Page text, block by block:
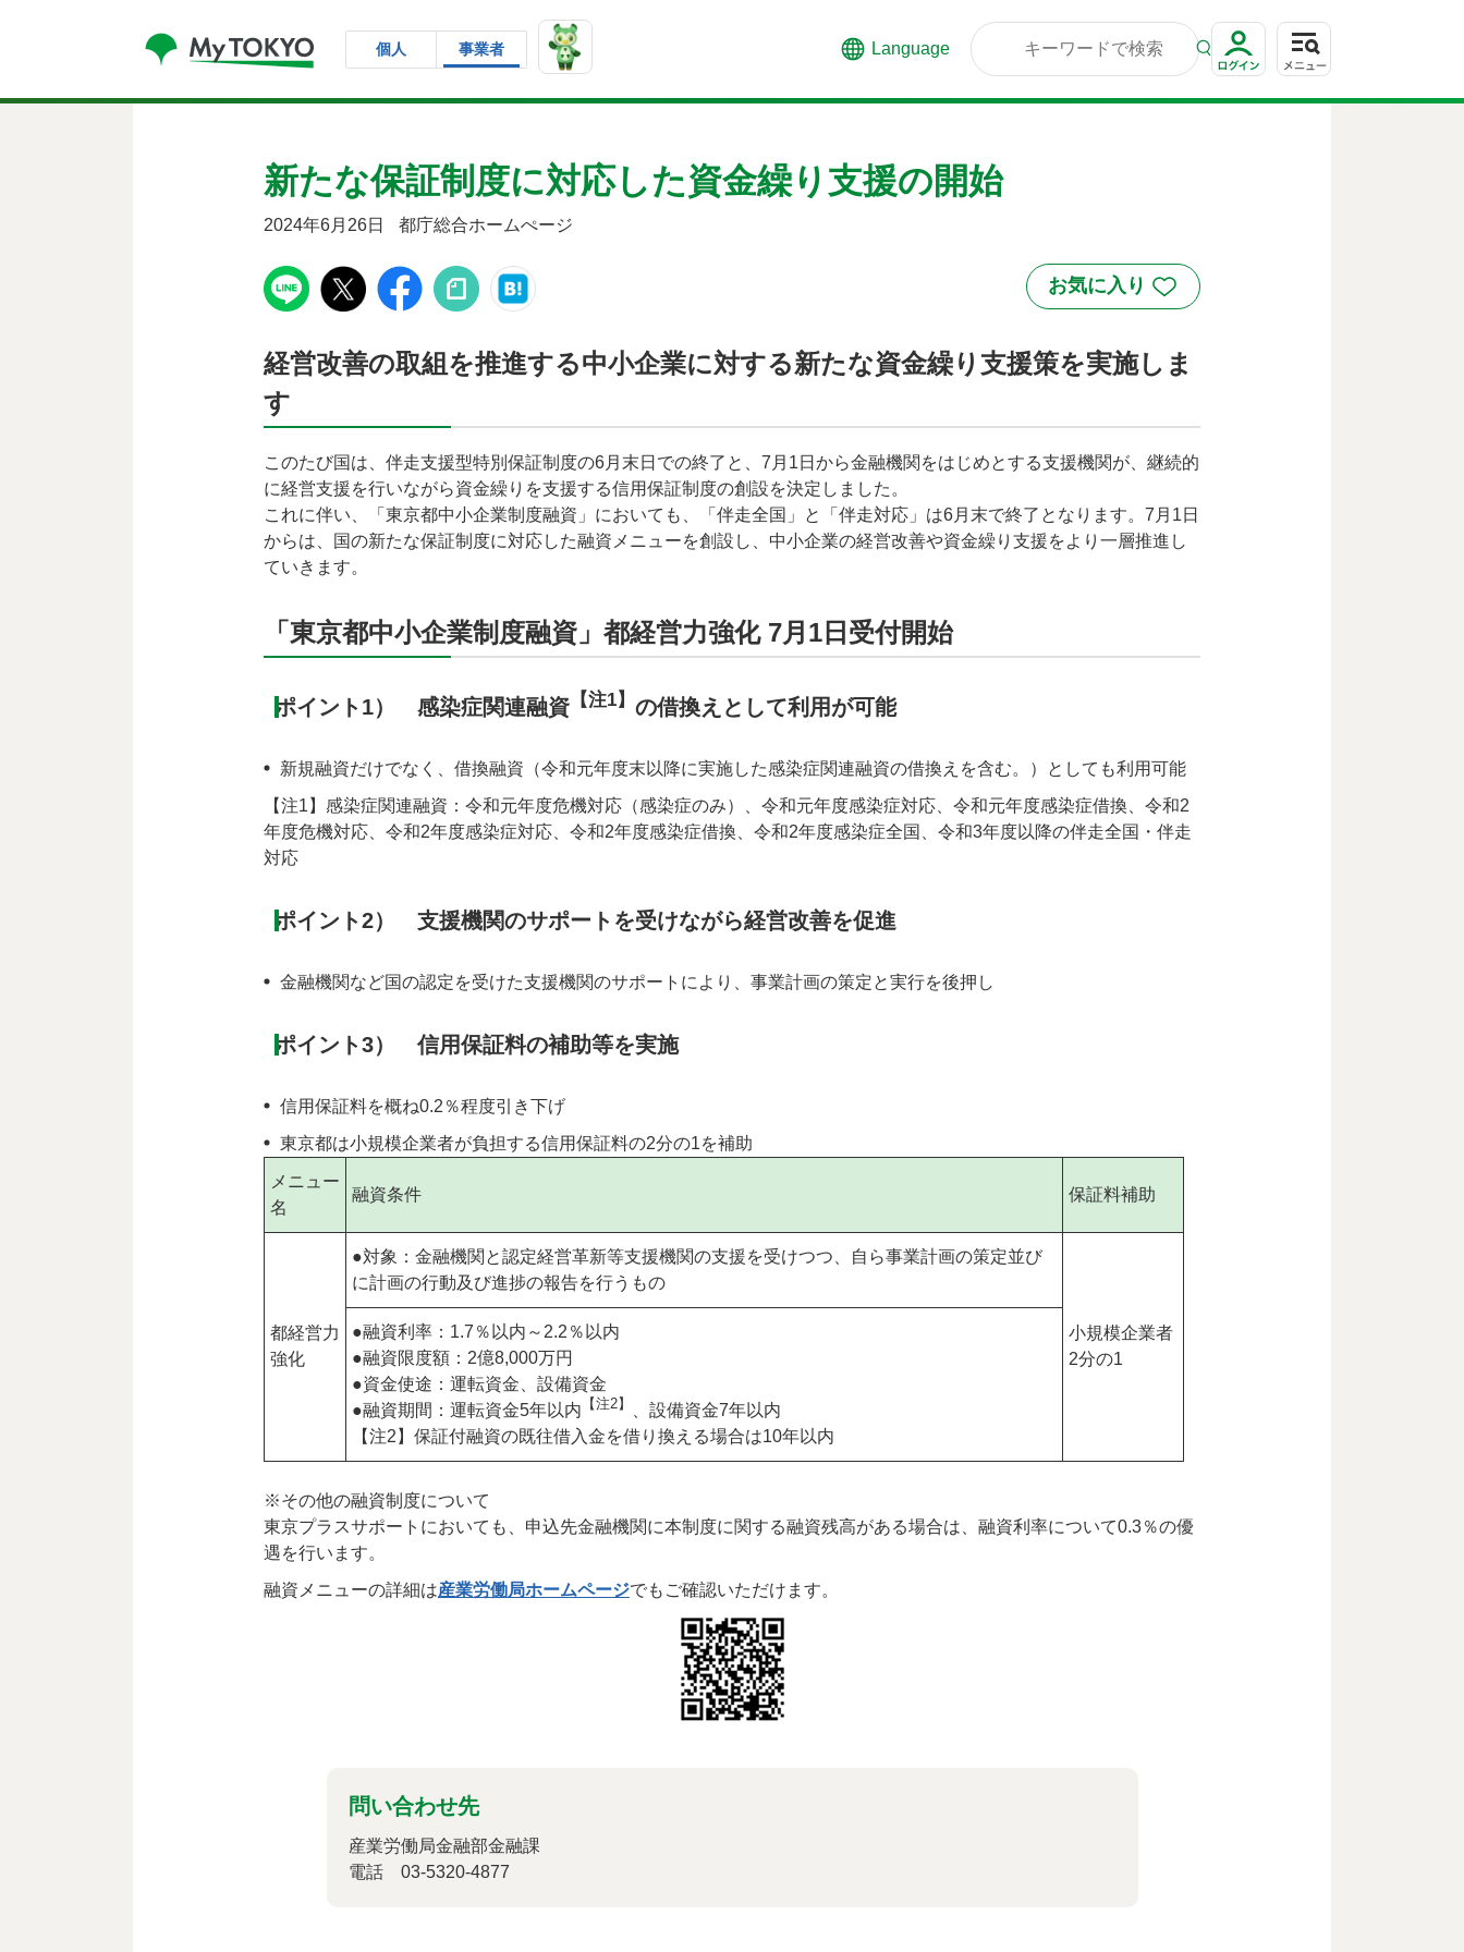
個人 事業者 Language
新たな保証制度に対応した資金繰り支援の開始
2024年6月26日 都庁総合ホームぺージ
経営改善の取組を推進する中小企業に対する新たな資金繰り支援策を実施しま
す
このたび国は、伴走支援型特別保証制度の6月末日での終了と、7月1日から金融機関をはじめとする支援機関が、継続的
に経営支援を行いながら資金繰りを支援する信用保証制度の創設を決定しました。
これに伴い、「東京都中小企業制度融資」においても、「伴走全国」と「伴走対応」は6月末で終了となります。7月1日
からは、国の新たな保証制度に対応した融資メニューを創設し、中小企業の経営改善や資金繰り支援をより一層推進し
ていきます。
「東京都中小企業制度融資」都経営力強化 7月1日受付開始
ポイント1） 感染症関連融資 【注1】 の借換えとして利用が可能
新規融資だけでなく、借換融資（令和元年度末以降に実施した感染症関連融資の借換えを含む。）としても利用可能
【注1】感染症関連融資：令和元年度危機対応（感染症のみ）、令和元年度感染症対応、令和元年度感染症借換、令和2
年度危機対応、令和2年度感染症対応、令和2年度感染症借換、令和2年度感染症全国、令和3年度以降の伴走全国・伴走
対応
ポイント2） 支援機関のサポートを受けながら経営改善を促進
金融機関など国の認定を受けた支援機関のサポートにより、事業計画の策定と実行を後押し
ポイント3） 信用保証料の補助等を実施
信用保証料を概ね0.2％程度引き下げ
東京都は小規模企業者が負担する信用保証料の2分の1を補助
メニュー
名
融資条件 保証料補助
都経営力
強化
●対象：金融機関と認定経営革新等支援機関の支援を受けつつ、自ら事業計画の策定並び
に計画の行動及び進捗の報告を行うもの
小規模企業者
2分の1
●融資利率：1.7％以内～2.2％以内
●融資限度額：2億8,000万円
●資金使途：運転資金、設備資金
●融資期間：運転資金5年以内 【注2】
、設備資金7年以内
【注2】保証付融資の既往借入金を借り換える場合は10年以内
※その他の融資制度について
東京プラスサポートにおいても、申込先金融機関に本制度に関する融資残高がある場合は、融資利率について0.3％の優
遇を行います。
融資メニューの詳細は産業労働局ホームページでもご確認いただけます。
問い合わせ先
産業労働局金融部金融課
電話 03-5320-4877